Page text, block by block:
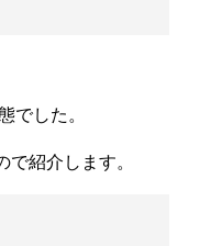
でした。
紹介します。